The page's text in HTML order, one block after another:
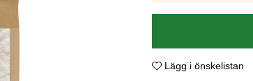
Lägg i önskelistan